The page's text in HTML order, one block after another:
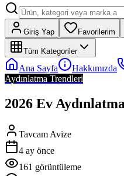
Giriş Yap Favorilerim
Tüm Kategoriler
Ana Sayfa Hakkımızda
Aydınlatma Trendleri
2026 Ev
Tavcam Avize
4 ay önce
161 görüntüleme